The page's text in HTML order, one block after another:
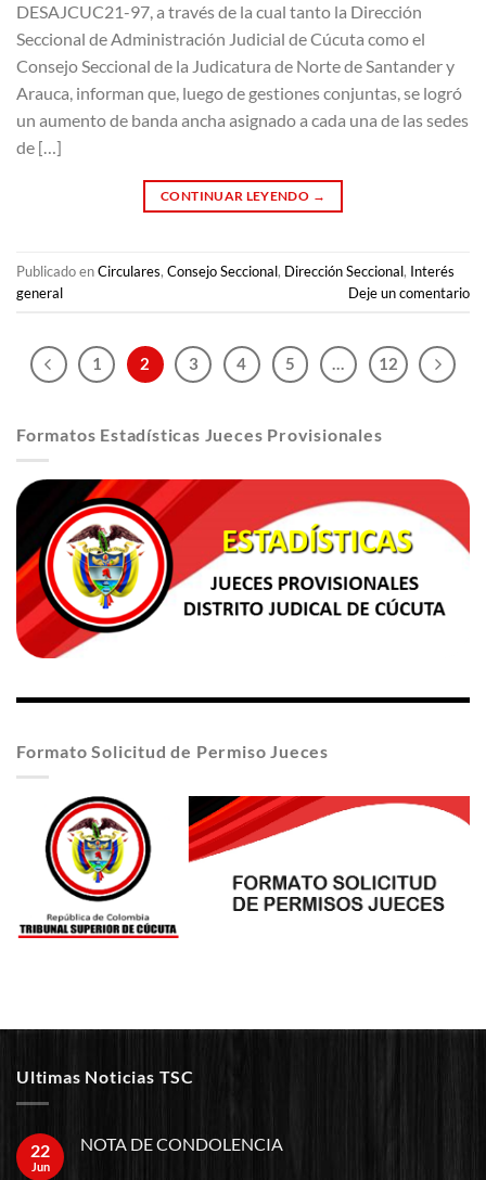
DESAJCUC21-97, a través de la cual tanto la Dirección
Seccional de Administración Judicial de Cúcuta como el
Consejo Seccional de la Judicatura de Norte de Santander y
Arauca, informan que, luego de gestiones conjuntas, se logró
un aumento de banda ancha asignado a cada una de las sedes
de […]
CONTINUAR LEYENDO →
Publicado enCirculares, Consejo Seccional, Dirección Seccional, Interés
general
Deje un comentario
1 2 3 4 5 … 12
Formatos Estadísticas Jueces Provisionales
Formato Solicitud de Permiso Jueces
Ultimas Noticias TSC
22
Jun
NOTA DE CONDOLENCIA